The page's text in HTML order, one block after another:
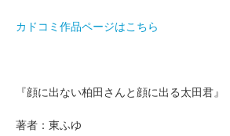
カドコミ作品ページはこちら
『顔に出ない柏田さんと顔に出る太田君』
著者：東ふゆ